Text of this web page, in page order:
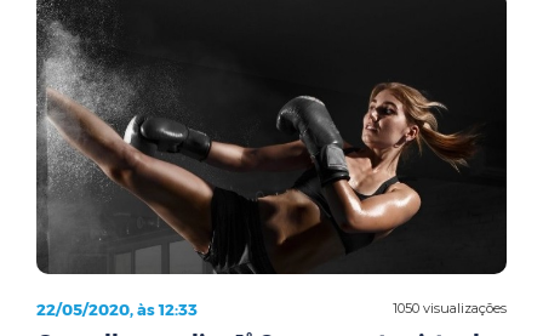
1050 visualizações
22/05/2020, às 12:33